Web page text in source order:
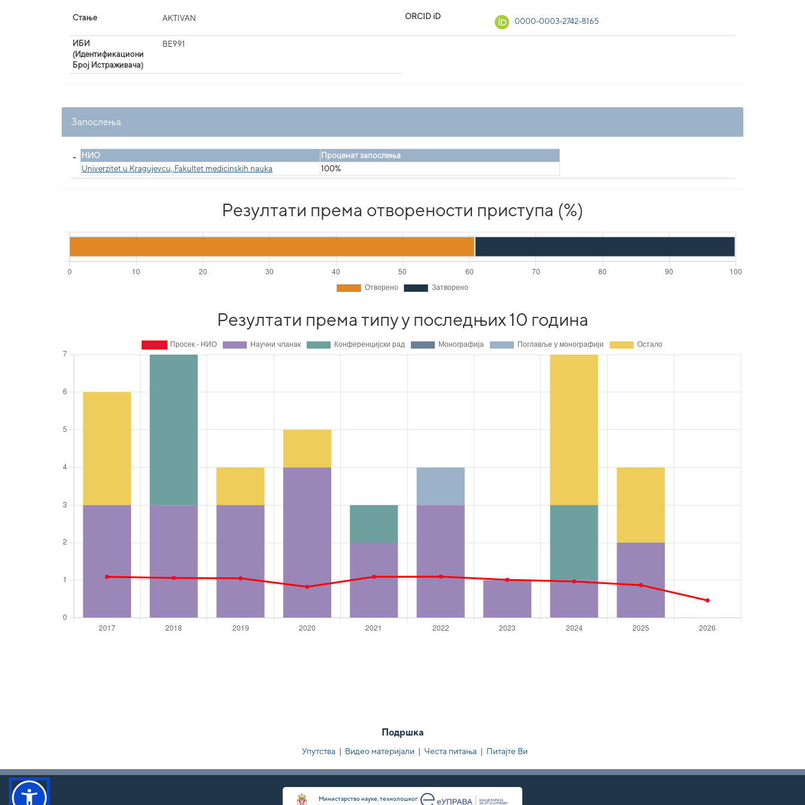
Стање AKTIVAN ORCID iD
0000-0003-2742-8165
ИБИ
(Идентификациони
Број Истраживача)
BE991
Запослења
НИО
Проценат запослења
Univerzitet u Kragujevcu, Fakultet medicinskih nauka
100%
Резултати према отворености приступа (%)
Резултати према типу у последњих 10 година
Подршка
Упутства | Видео материјали | Честа питања | Питајте Ви
Министарство науке, технолошког